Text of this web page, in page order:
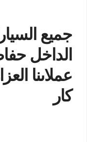
جميع
الداخل
عملاىنا
كار